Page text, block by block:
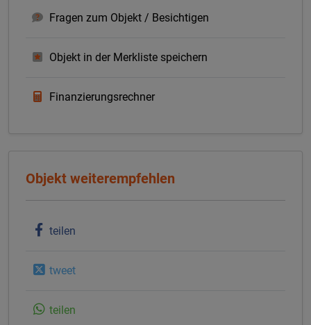
Fragen zum Objekt / Besichtigen
Objekt in der Merkliste speichern
Finanzierungsrechner
Objekt weiterempfehlen
teilen
tweet
teilen